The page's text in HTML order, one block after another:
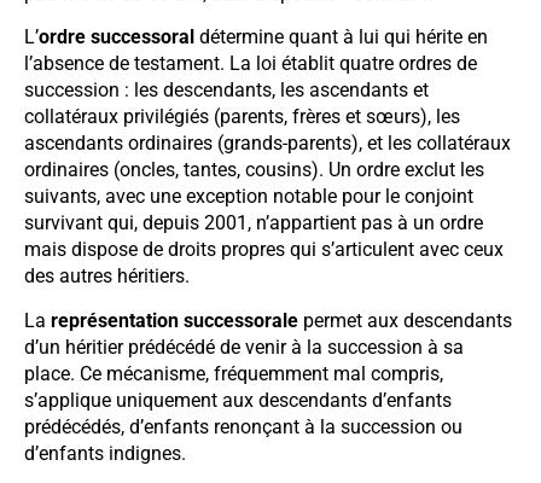
L’ordre successoral détermine quant à lui qui hérite en
l’absence de testament. La loi établit quatre ordres de
succession : les descendants, les ascendants et
collatéraux privilégiés (parents, frères et sœurs), les
ascendants ordinaires (grands-parents), et les collatéraux
ordinaires (oncles, tantes, cousins). Un ordre exclut les
suivants, avec une exception notable pour le conjoint
survivant qui, depuis 2001, n’appartient pas à un ordre
mais dispose de droits propres qui s’articulent avec ceux
des autres héritiers.
La représentation successorale permet aux descendants
d’un héritier prédécédé de venir à la succession à sa
place. Ce mécanisme, fréquemment mal compris,
s’applique uniquement aux descendants d’enfants
prédécédés, d’enfants renonçant à la succession ou
d’enfants indignes.